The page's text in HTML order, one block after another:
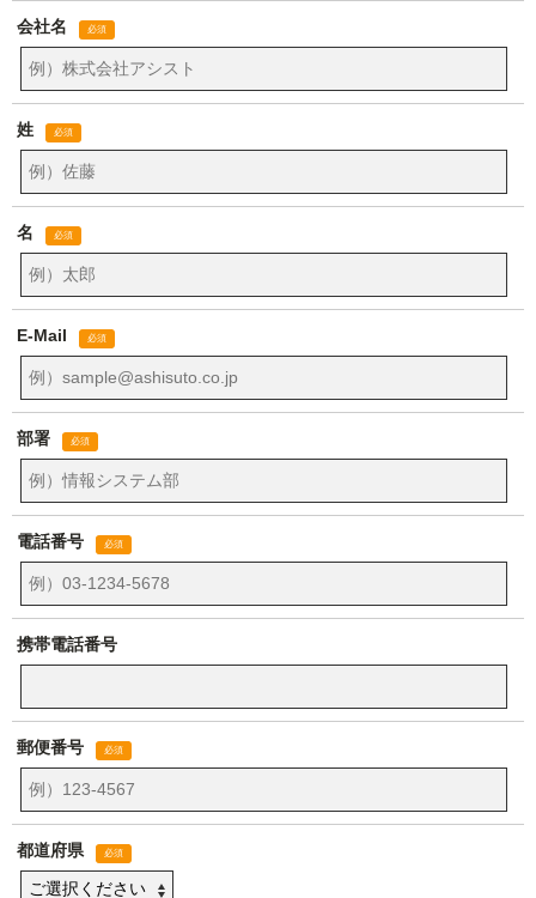
会社名
姓
名
E-Mail
部署
電話番号
携帯電話番号
郵便番号
都道府県